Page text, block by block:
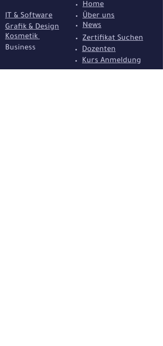
IT & Software
Grafik & Design
Kosmetik
Business
Home
Über uns
News
Zertifikat Suchen
Dozenten
Kurs Anmeldung